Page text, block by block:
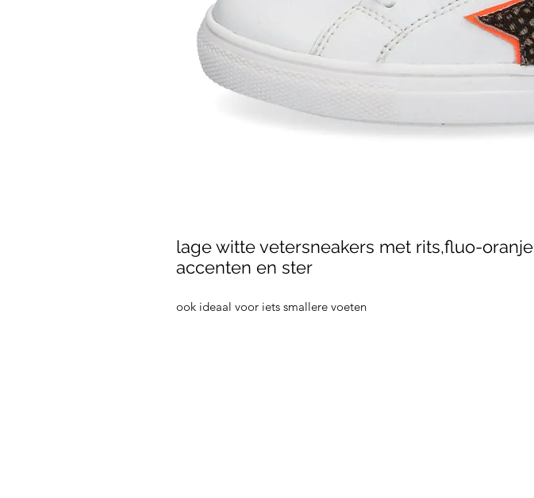
lage witte vetersneakers met rits,fluo-oranje
accenten en ster
ook ideaal voor iets smallere voeten